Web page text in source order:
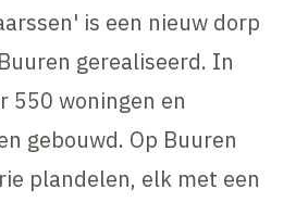
is een nieuw dorp
gerealiseerd. In
550 woningen en
gebouwd. Op Buuren
plandelen, elk met een